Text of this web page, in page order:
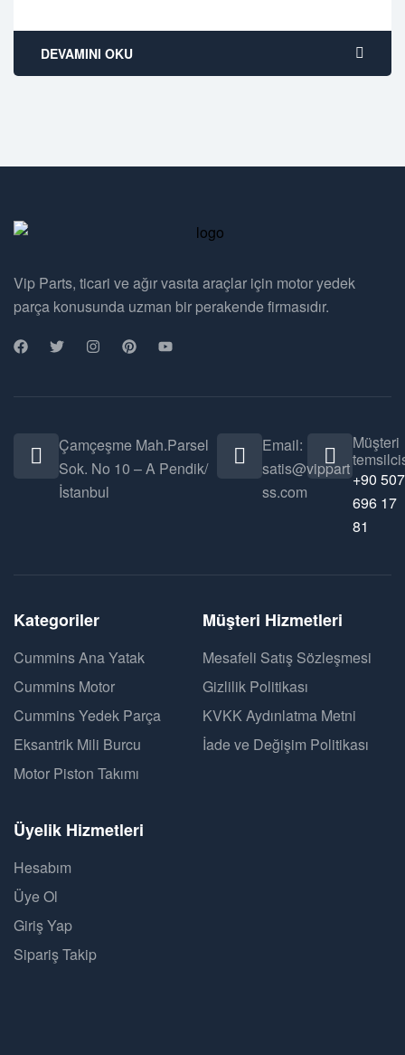
DEVAMINI OKU
Vip Parts, ticari ve ağır vasıta araçlar için motor yedek
parça konusunda uzman bir perakende firmasıdır.
Çamçeşme Mah.Parsel
Sok. No 10 – A Pendik/
İstanbul
Email:
satis@vippart
ss.com
Müşteri
+90 507
696 17
81
Kategoriler
Cummins Ana Yatak
Cummins Motor
Cummins Yedek Parça
Eksantrik Mili Burcu
Motor Piston Takımı
Müşteri Hizmetleri
Mesafeli Satış Sözleşmesi
Gizlilik Politikası
KVKK Aydınlatma Metni
İade ve Değişim Politikası
Üyelik Hizmetleri
Hesabım
Üye Ol
Giriş Yap
Sipariş Takip